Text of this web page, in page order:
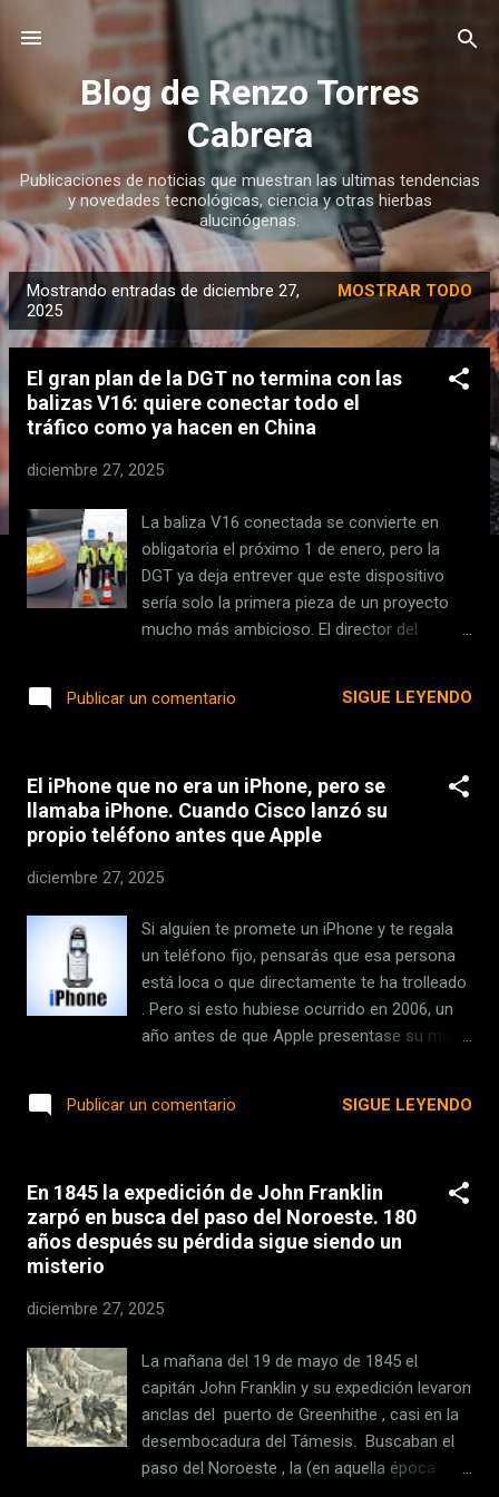
Ir al contenido principal
Blog de Renzo Torres
Cabrera
Publicaciones de noticias que muestran las ultimas tendencias
y novedades tecnológicas, ciencia y otras hierbas
alucinógenas.
E
n
Mostrando entradas de diciembre 27,
2025
MOSTRAR TODO
El gran plan de la DGT no termina con las
balizas V16: quiere conectar todo el
tráfico como ya hacen en China
diciembre 27, 2025
La baliza V16 conectada se convierte en
obligatoria el próximo 1 de enero, pero la
DGT ya deja entrever que este dispositivo
sería solo la primera pieza de un proyecto
mucho más ambicioso. El director del
llegarán " los conos conectados " y otros
no es más que minimizar el riesgo de
accidentes a través de una red de tráfico
interconectada. Algo similar a lo que ya
ocurre en otros países como China,
Una red de tráfico totalmente conectada . Si
insistimos en el ejemplo de China,
aplicaciones como Amap, su equivalente a
Google Maps, permiten que los conductores
conozcan cuántos segundos faltan para que
semáforos, las cámaras de tráfico y los
Publicar un comentario SIGUE LEYENDO
El iPhone que no era un iPhone, pero se
llamaba iPhone. Cuando Cisco lanzó su
propio teléfono antes que Apple
diciembre 27, 2025
Si alguien te promete un iPhone y te regala
un teléfono fijo, pensarás que esa persona
está loca o que directamente te ha trolleado
. Pero si esto hubiese ocurrido en 2006, un
año antes de que Apple presentase su móvil,
iPhone . Aunque no fue, ni por asomo, tan
lanzó a finales de 2006, apenas unas
semanas antes de que Steve Jobs
presentase el de Apple. Aquel venía de la
entre compañías que duraría varios años. Y
no era el iPhone que conocemos ahora El 9
de enero de 2007, apenas unos minutos
después de que finalizase la histórica
MacWorld en la que conocimos el iPhone,
Cisco demandó a Apple. ¿El motivo? Que
Publicar un comentario SIGUE LEYENDO
En 1845 la expedición de John Franklin
zarpó en busca del paso del Noroeste. 180
años después su pérdida sigue siendo un
misterio
diciembre 27, 2025
La mañana del 19 de mayo de 1845 el
capitán John Franklin y su expedición levaron
anclas del puerto de Greenhithe , casi en la
desembocadura del Támesis. Buscaban el
paso del Noroeste , la (en aquella época